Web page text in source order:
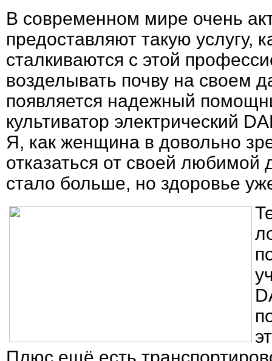
В современном мире очень
предоставляют такую услугу,
сталкиваются с этой
возделывать почву на своем
появляется надежный
культиватор электрический
Я, как женщина в довольно
отказаться от своей любимой
стало больше, но здоровье